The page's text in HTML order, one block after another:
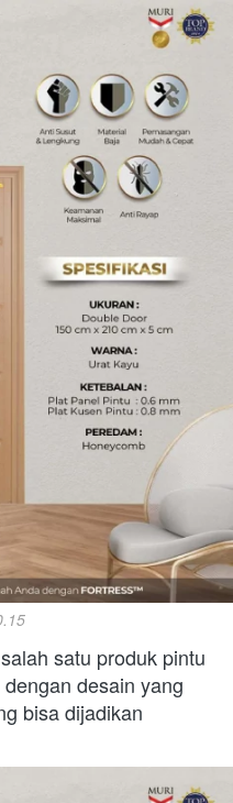
satu produk pintu
desain yang
bisa dijadikan